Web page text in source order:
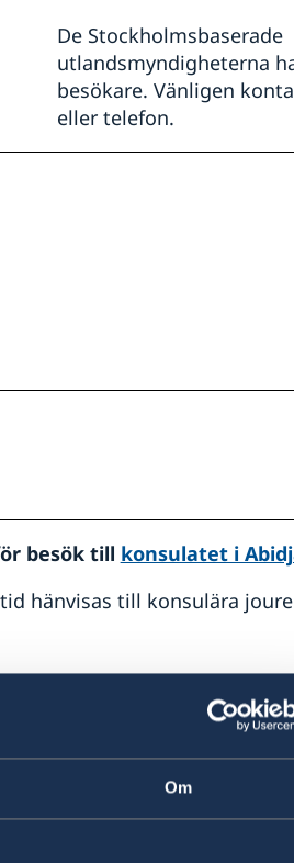
Om
De Stockholmsbaserade
utlandsmyndigheterna
besökare. Vänligen
eller telefon.
besök till konsulatet i
hänvisas till konsulära
kontakta närmaste
giltighetstid för en